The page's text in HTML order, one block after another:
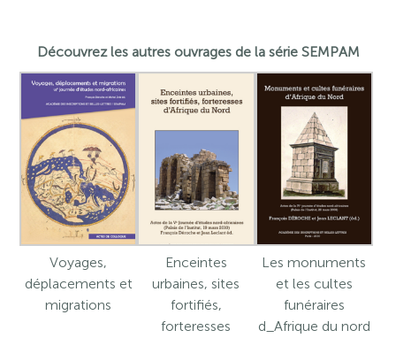
Découvrez les autres ouvrages de la série SEMPAM
Voyages,
déplacements et
migrations
Enceintes
urbaines, sites
fortifiés,
forteresses
Les monuments
et les cultes
funéraires
d_Afrique du nord